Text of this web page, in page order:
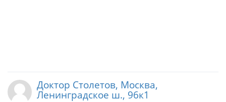
Доктор Столетов, Москва,
Ленинградское ш., 96к1